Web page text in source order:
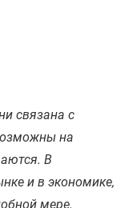
связана с
на
В
и в экономике,
мере.